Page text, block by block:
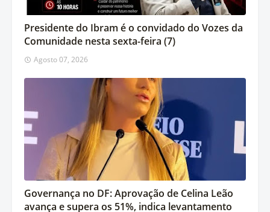
Presidente do Ibram é o convidado do Vozes da
Comunidade nesta sexta-feira (7)
Agosto 07, 2026
Governança no DF: Aprovação de Celina Leão
avança e supera os 51%, indica levantamento